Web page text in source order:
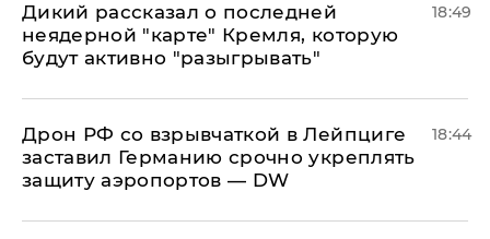
Дикий рассказал о последней
неядерной "карте" Кремля, которую
будут активно "разыгрывать"
18:49
​Дрон РФ со взрывчаткой в Лейпциге
заставил Германию срочно укреплять
защиту аэропортов — DW
18:44